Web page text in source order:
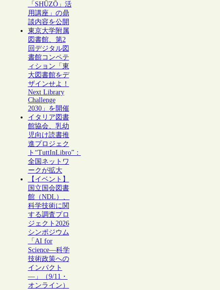
「SHŪZŌ」活
用講座」の鼎
談内容を公開
東京大学附属
図書館、第2
回デジタル図
書館コンペテ
ィション「東
大図書館をデ
ザインせよ！
Next Library
Challenge
2030」を開催
イタリア図書
館協会、乳幼
児向け読書推
進プロジェク
ト“TuttInLibro”：
全国ネットワ
ークが拡大
【イベント】
国立国会図書
館（NDL）、
科学技術に関
する調査プロ
ジェクト2026
シンポジウム
「AI for
Science―科学
技術政策への
インパクト
―」（9/11・
オンライン）